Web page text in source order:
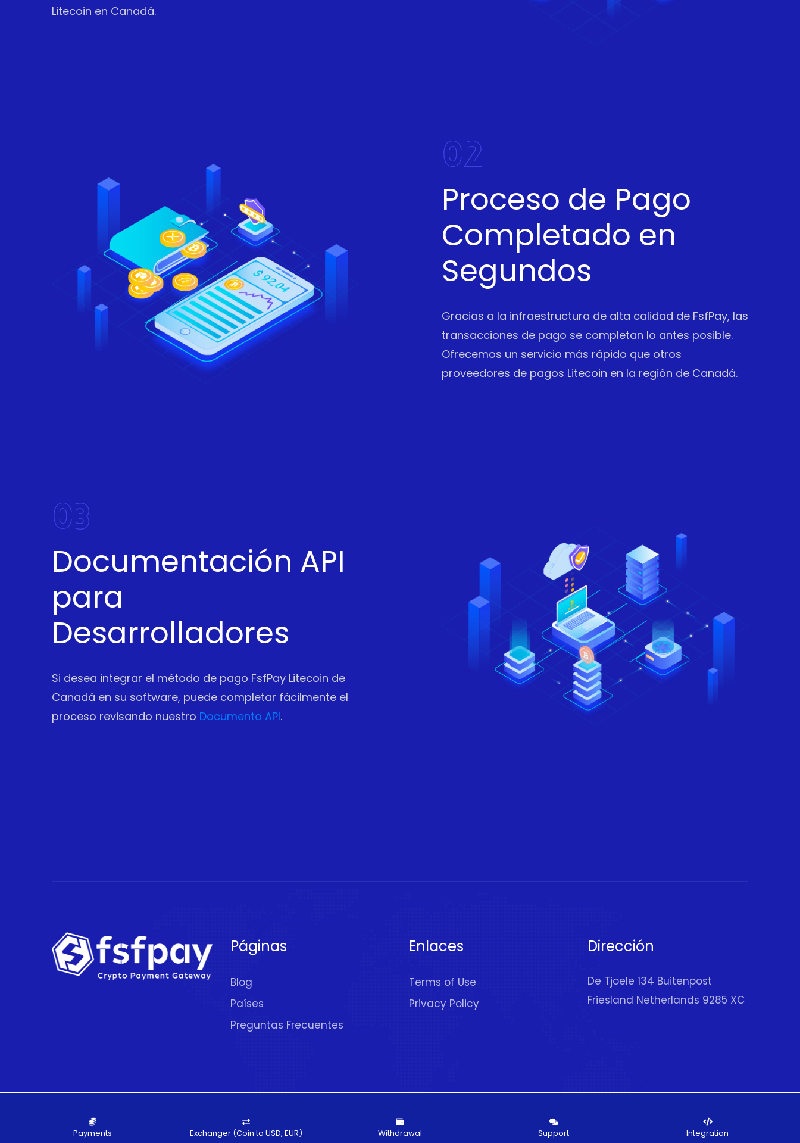
Litecoin en Canadá.
02
Proceso de Pago
Completado en
Segundos
Gracias a la infraestructura de alta calidad de FsfPay, las
transacciones de pago se completan lo antes posible.
Ofrecemos un servicio más rápido que otros
proveedores de pagos Litecoin en la región de Canadá.
03
Documentación API
para
Desarrolladores
Si desea integrar el método de pago FsfPay Litecoin de
Canadá en su software, puede completar fácilmente el
proceso revisando nuestro Documento API.
Páginas
Blog
Países
Preguntas Frecuentes
Enlaces
Terms of Use
Privacy Policy
Dirección
De Tjoele 134 Buitenpost
Friesland Netherlands 9285 XC
Payments Exchanger (Coin to USD, EUR) Withdrawal Support Integration